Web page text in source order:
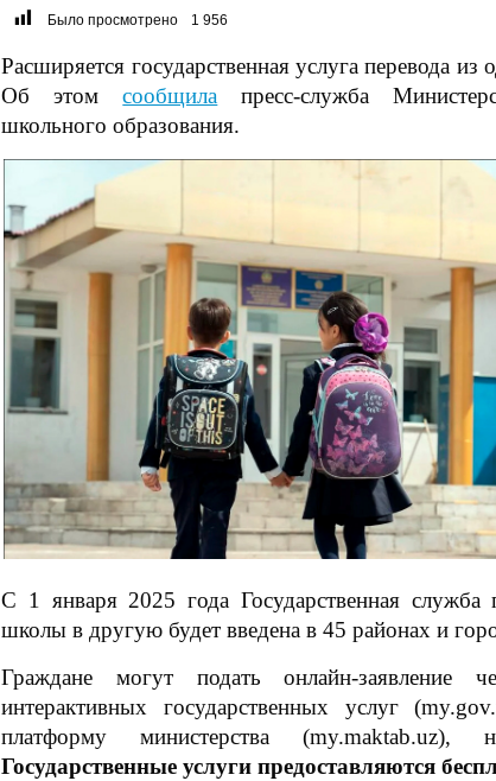
Было просмотрено 1 956
Расширяется государственная услуга перевода
Об этомсообщила пресс-служба
школьного образования.
С 1 января 2025 года Государственная служба
школы в другую будет введена в 45 районах и
Граждане могут подать онлайн-заявление
интерактивных государственных услуг
платформу министерства
Государственные услуги предоставляются